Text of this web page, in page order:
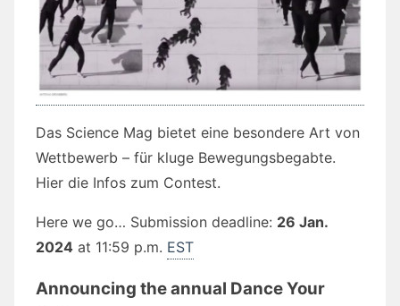
Das Science Mag bietet eine besondere Art von
Wettbewerb – für kluge Bewegungsbegabte.
Hier die Infos zum Contest.
Here we go… Submission deadline: 26 Jan.
2024 at 11:59 p.m. EST
Announcing the annual Dance Your